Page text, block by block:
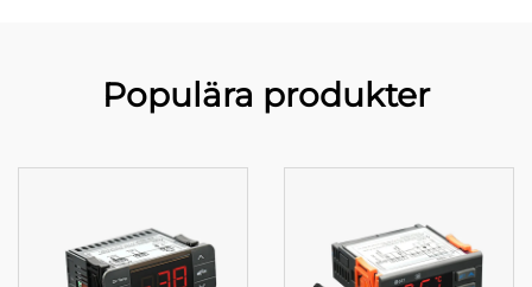
Populära produkter